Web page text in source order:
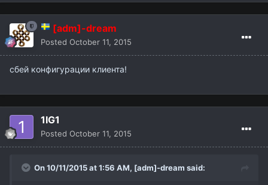
[adm]-dream
Posted October 11, 2015
сбей конфигурации клиента!
1IG1
Posted October 11, 2015
On 10/11/2015 at 1:56 AM, [adm]-dream said: